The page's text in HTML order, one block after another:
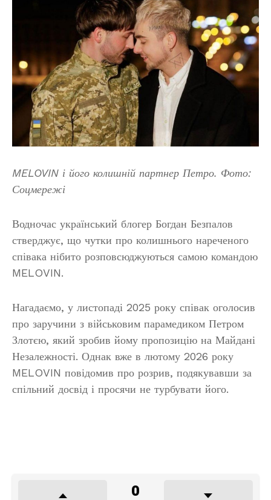
MELOVIN і його колишній партнер Петро. Фото:
Соцмережі
Водночас український блогер Богдан Безпалов
стверджує, що чутки про колишнього нареченого
співака нібито розповсюджуються самою командою
MELOVIN.
Нагадаємо, у листопаді 2025 року співак оголосив
про заручини з військовим парамедиком Петром
Злотєю, який зробив йому пропозицію на Майдані
Незалежності. Однак вже в лютому 2026 року
MELOVIN повідомив про розрив, подякувавши за
спільний досвід і просячи не турбувати його.
0